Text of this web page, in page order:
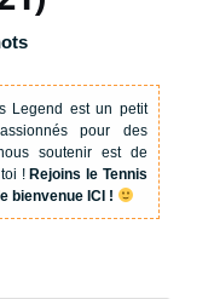
Legend est un petit
pour des
soutenir est de
toi !Rejoins le Tennis
bienvenue ICI !